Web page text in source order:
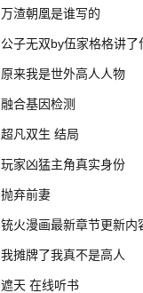
万渣朝凰是谁写的
公子无双by伍家格格讲了
原来我是世外高人人物
融合基因检测
超凡双生 结局
玩家凶猛主角真实身份
抛弃前妻
铳火漫画最新章节更新内
我摊牌了我真不是高人
遮天 在线听书